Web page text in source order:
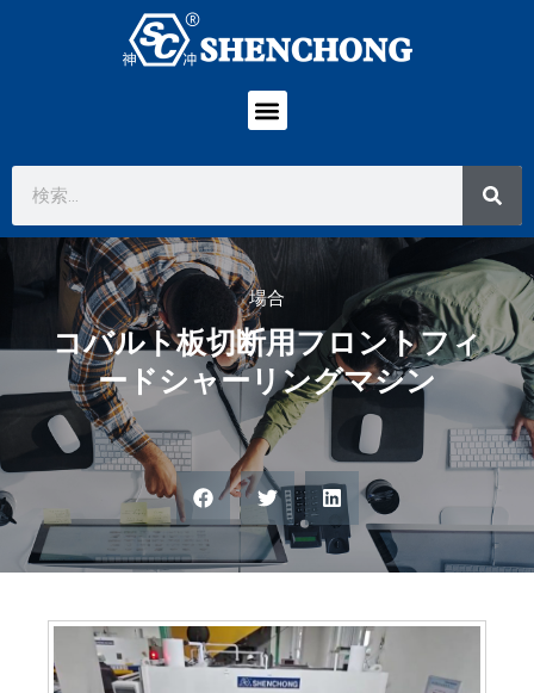
場合
コバルト板切断用フロントフィ
ードシャーリングマシン